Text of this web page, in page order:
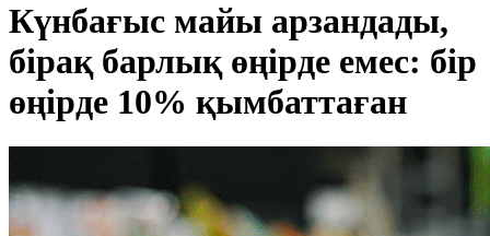
Күнбағыс майы арзандады,
бірақ барлық өңірде емес: бір
өңірде 10% қымбаттаған